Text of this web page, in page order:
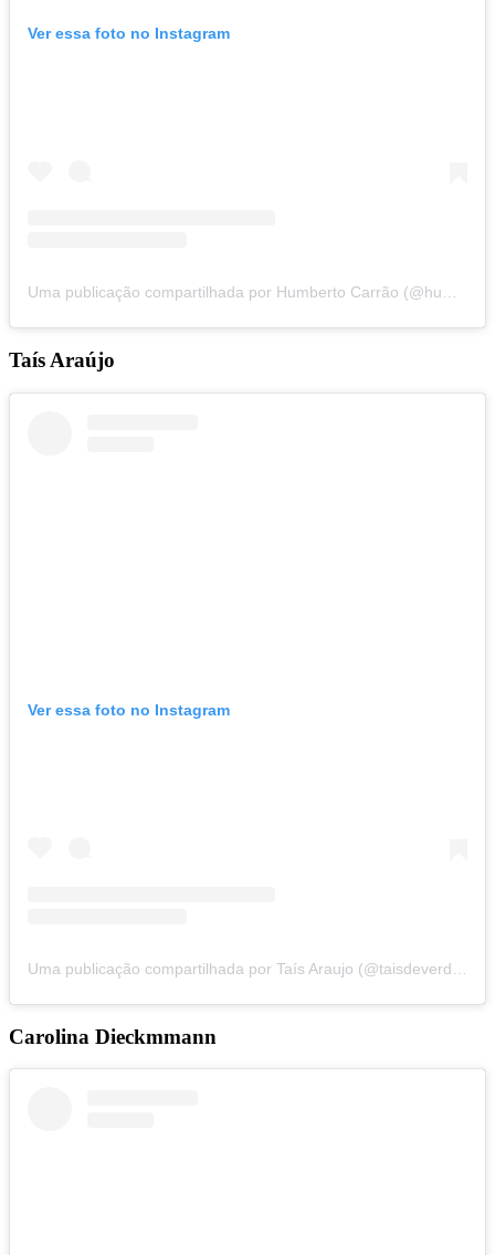
Ver essa foto no Instagram
Taís Araújo
Ver essa foto no Instagram
Carolina Dieckmmann